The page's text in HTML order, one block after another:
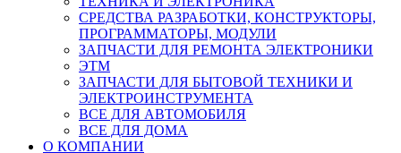
СРЕДСТВА РАЗРАБОТКИ, КОНСТРУКТОРЫ,
ПРОГРАММАТОРЫ, МОДУЛИ
ЗАПЧАСТИ ДЛЯ РЕМОНТА ЭЛЕКТРОНИКИ
ЭТМ
ЗАПЧАСТИ ДЛЯ БЫТОВОЙ ТЕХНИКИ И
ЭЛЕКТРОИНСТРУМЕНТА
ВСЕ ДЛЯ АВТОМОБИЛЯ
ВСЕ ДЛЯ ДОМА
О КОМПАНИИ